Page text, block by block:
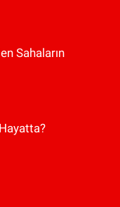
Sahaların